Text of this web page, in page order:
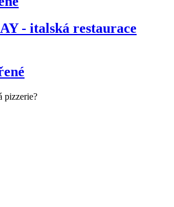
- italská restaurace
pizzerie?